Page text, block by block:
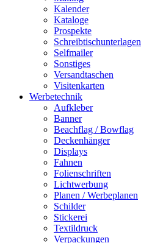
Kalender
Kataloge
Prospekte
Schreibtischunterlagen
Selfmailer
Sonstiges
Versandtaschen
Visitenkarten
Werbetechnik
Aufkleber
Banner
Beachflag / Bowflag
Deckenhänger
Displays
Fahnen
Folienschriften
Lichtwerbung
Planen / Werbeplanen
Schilder
Stickerei
Textildruck
Verpackungen